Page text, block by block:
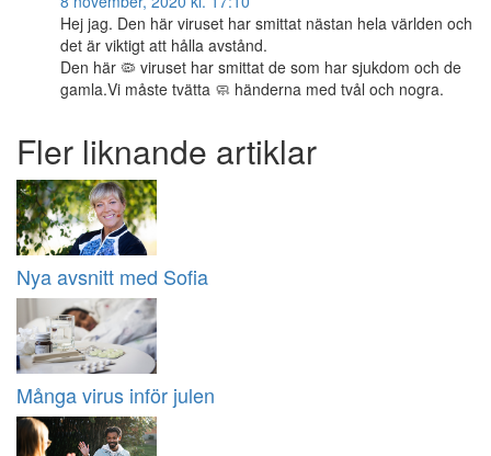
Hej jag. Den här viruset har smittat nästan hela världen och
det är viktigt att hålla avstånd.
Den här 🦠 viruset har smittat de som har sjukdom och de
gamla.Vi måste tvätta 🧼 händerna med tvål och nogra.
Fler liknande artiklar
Nya avsnitt med Sofia
Många virus inför julen